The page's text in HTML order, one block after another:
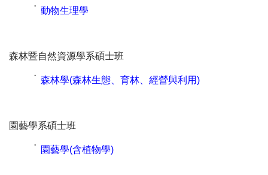
˙ 動物生理學
森林暨自然資源學系碩士班
˙ 森林學(森林生態、育林、經營與利用)
園藝學系碩士班
˙ 園藝學(含植物學)